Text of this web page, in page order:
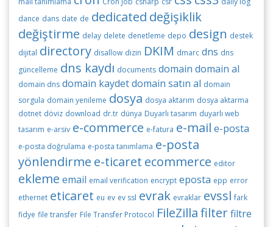
dance dans date de dedicated değişiklik
değiştirme delay delete denetleme depo design destek
dijital directory disallow dizin DKIM dmarc dns dns
güncelleme dns kaydı documents domain domain al
domain dns domain kaydetdomain satın al domain
sorgula domain yenileme dosya dosya aktarım dosya aktarma
dotnet döviz download dr.tr dünya Duyarlı tasarım duyarlı web
tasarım e-arsiv e-commerce e-fatura e-mail e-posta
e-posta doğrulama e-posta tanımlama e-posta
yönlendirme e-ticaret ecommerce editor
ekleme email email verification encrypt eposta epp error
ethernet eticaret eu ev ev ssl evrak evraklar evssl fark
fidye file transfer File Transfer Protocol FileZillafilterfiltre